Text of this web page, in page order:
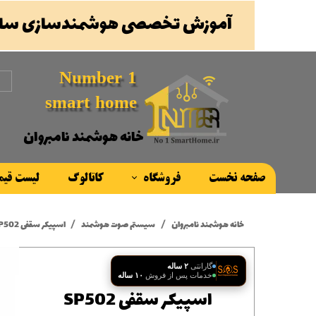
Number 1
smart home
صفحه نخست فروشگاه کاتالوگ لیست
خانه هوشمند نامبروان
آموزش تخصصی هوشمندسازی
خانه هوشمند نامبروان سیستم صوت هوشمند اسپیکر سقفی SP502
اسپیکر سقفی SP502
گارانتی ۲ ساله
خدمات پس از فروش ۱۰ ساله